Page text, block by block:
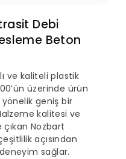
Debi
Beton
ve kaliteli plastik
üzerinde ürün
geniş bir
kalitesi ve
Nozbart
açısından
sağlar.